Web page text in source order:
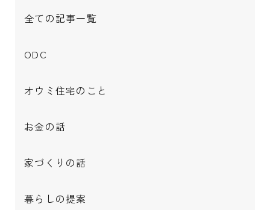
全ての記事一覧
ODC
オウミ住宅のこと
お金の話
家づくりの話
暮らしの提案